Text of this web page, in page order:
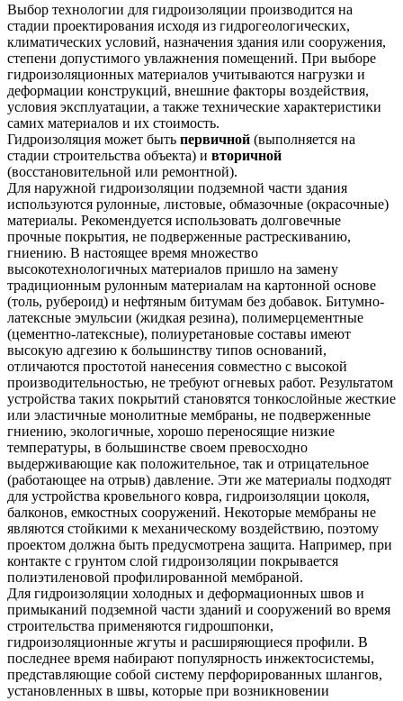
Выбор технологии для гидроизоляции производится на
стадии проектирования исходя из гидрогеологических,
климатических условий, назначения здания или сооружения,
степени допустимого увлажнения помещений. При выборе
гидроизоляционных материалов учитываются нагрузки и
деформации конструкций, внешние факторы воздействия,
условия эксплуатации, а также технические характеристики
самих материалов и их стоимость.
Гидроизоляция может быть первичной (выполняется на
стадии строительства объекта) и вторичной
(восстановительной или ремонтной).
Для наружной гидроизоляции подземной части здания
используются рулонные, листовые, обмазочные (окрасочные)
материалы. Рекомендуется использовать долговечные
прочные покрытия, не подверженные растрескиванию,
гниению. В настоящее время множество
высокотехнологичных материалов пришло на замену
традиционным рулонным материалам на картонной основе
(толь, рубероид) и нефтяным битумам без добавок. Битумно-
латексные эмульсии (жидкая резина), полимерцементные
(цементно-латексные), полиуретановые составы имеют
высокую адгезию к большинству типов оснований,
отличаются простотой нанесения совместно с высокой
производительностью, не требуют огневых работ. Результатом
устройства таких покрытий становятся тонкослойные жесткие
или эластичные монолитные мембраны, не подверженные
гниению, экологичные, хорошо переносящие низкие
температуры, в большинстве своем превосходно
выдерживающие как положительное, так и отрицательное
(работающее на отрыв) давление. Эти же материалы подходят
для устройства кровельного ковра, гидроизоляции цоколя,
балконов, емкостных сооружений. Некоторые мембраны не
являются стойкими к механическому воздействию, поэтому
проектом должна быть предусмотрена защита. Например, при
контакте с грунтом слой гидроизоляции покрывается
полиэтиленовой профилированной мембраной.
Для гидроизоляции холодных и деформационных швов и
примыканий подземной части зданий и сооружений во время
строительства применяются гидрошпонки,
гидроизоляционные жгуты и расширяющиеся профили. В
последнее время набирают популярность инжектосистемы,
представляющие собой систему перфорированных шлангов,
установленных в швы, которые при возникновении